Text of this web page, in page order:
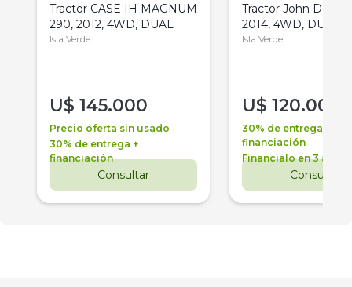
Tractor CASE IH MAGNUM
290, 2012, 4WD, DUAL
Isla Verde
U$ 145.000
Precio oferta sin usado
30% de entrega +
financiación
Consultar
Tractor John Deere
2014, 4WD, DUAL
Isla Verde
U$ 120.000
30% de entrega +
financiación
Financialo en 3 años
Consultar